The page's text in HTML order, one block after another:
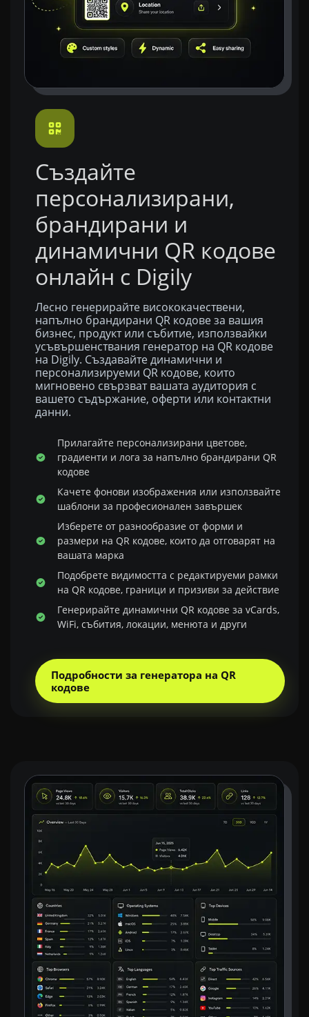
Създайте
персонализирани,
брандирани и
динамични QR кодове
онлайн с Digily
Лесно генерирайте висококачествени,
напълно брандирани QR кодове за вашия
бизнес, продукт или събитие, използвайки
усъвършенствания генератор на QR кодове
на Digily. Създавайте динамични и
персонализируеми QR кодове, които
мигновено свързват вашата аудитория с
вашето съдържание, оферти или контактни
данни.
Прилагайте персонализирани цветове,
градиенти и лога за напълно брандирани QR
кодове
Качете фонови изображения или използвайте
шаблони за професионален завършек
Изберете от разнообразие от форми и
размери на QR кодове, които да отговарят на
вашата марка
Подобрете видимостта с редактируеми рамки
на QR кодове, граници и призиви за действие
Генерирайте динамични QR кодове за vCards,
WiFi, събития, локации, менюта и други
Подробности за генератора на QR
кодове